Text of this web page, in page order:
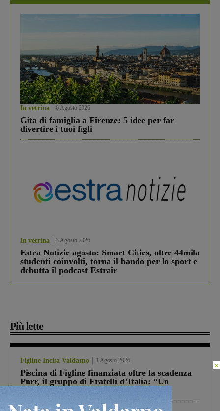
In vetrina 6 Agosto 2026
Gita di famiglia a Firenze: 5 idee per far
divertire i tuoi figli
In vetrina 3 Agosto 2026
Estra Notizie agosto: Smart Cities, oltre 44mila
studenti coinvolti, torna il bando per lo sport e
debutta il podcast Estrair
Più lette
Figline Incisa Valdarno 1 Agosto 2026
Piscina di Figline finanziata oltre la scadenza
Pnrr, il gruppo di Fratelli d’Italia: “Un
×